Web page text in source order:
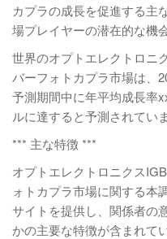
カプラの成長を促進する主
場プレイヤーの潜在的な機
世界のオプトエレクトロニ
バーフォトカプラ市場は、
予測期間中に年平均成長率
ルに達すると予測されていま
*** 主な特徴 ***
オプトエレクトロニクス
ォトカプラ市場に関する本
サイトを提供し、関係者の
かの主要な特徴が含まれてい